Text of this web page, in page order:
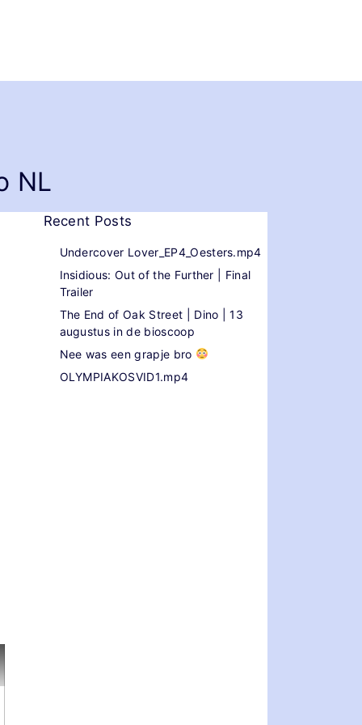
NL
Recent Posts
Undercover Lover_EP4_Oesters.mp4
Insidious: Out of the Further | Final
Trailer
The End of Oak Street | Dino | 13
augustus in de bioscoop
Nee was een grapje bro
OLYMPIAKOSVID1.mp4